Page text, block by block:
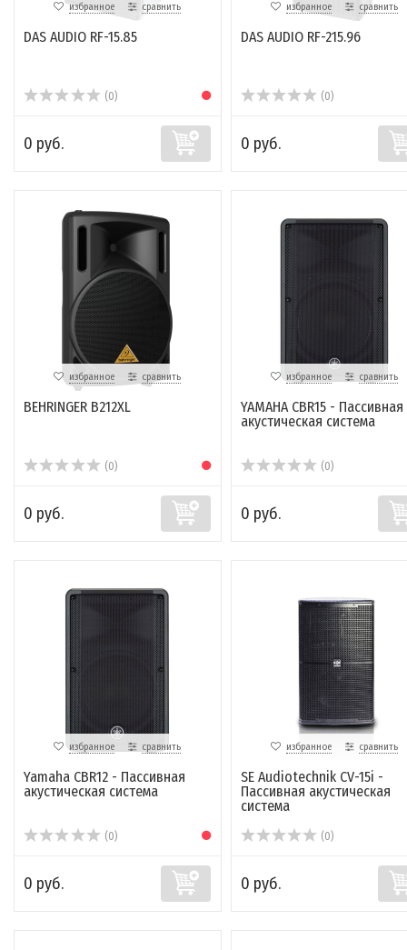
избранное сравнить
DAS AUDIO RF-15.85
(0)
0 руб.
избранное сравнить
DAS AUDIO RF-215.96
(0)
0 руб.
избранное сравнить
BEHRINGER B212XL
(0)
0 руб.
избранное сравнить
YAMAHA CBR15 - Пассивная
акустическая система
(0)
0 руб.
избранное сравнить
Yamaha CBR12 - Пассивная
акустическая система
(0)
0 руб.
избранное сравнить
SE Audiotechnik CV-15i -
Пассивная акустическая
система
(0)
0 руб.